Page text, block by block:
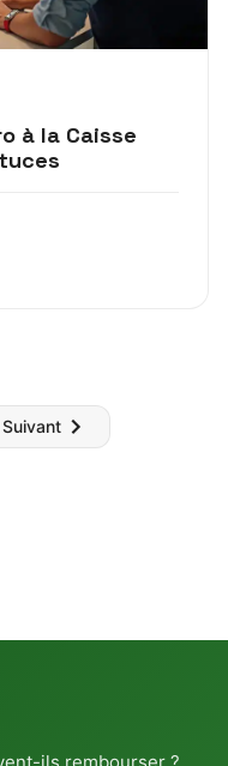
à la Caisse
Suivant